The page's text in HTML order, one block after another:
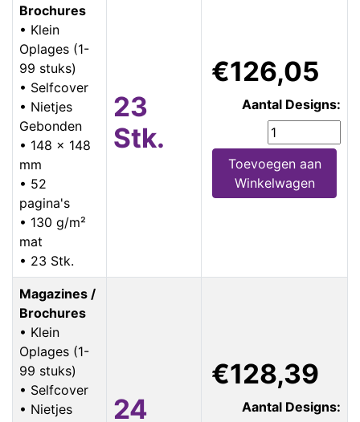
Brochures
• Klein
Oplages (1-
99 stuks)
• Selfcover
• Nietjes
Gebonden
• 148 x 148
mm
• 52
pagina's
• 130 g/m²
mat
• 23 Stk.
23
Stk.
€126,05
Aantal Designs:
Toevoegen aan
Winkelwagen
Magazines /
Brochures
• Klein
Oplages (1-
99 stuks)
• Selfcover
• Nietjes
24
€128,39
Aantal Designs: